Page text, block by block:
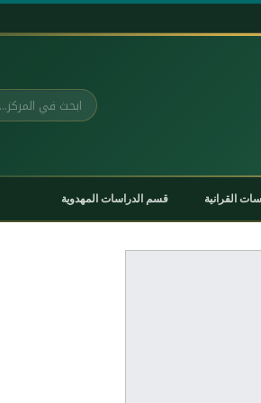
بحث
القرانية قسم الدراسات المهدوية